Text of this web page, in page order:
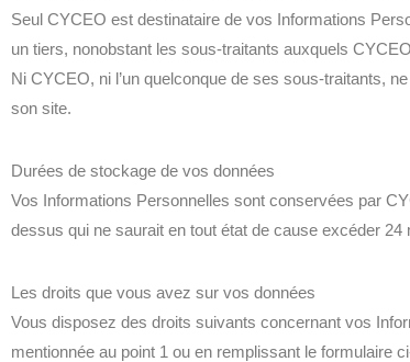
Seul CYCEO est destinataire de vos Informations
un tiers, nonobstant les sous-traitants auxquels
Ni CYCEO, ni l’un quelconque de ses sous-traitants,
son site.
Durées de stockage de vos données
Vos Informations Personnelles sont conservées par
dessus qui ne saurait en tout état de cause excéder 24
Les droits que vous avez sur vos données
Vous disposez des droits suivants concernant vos
mentionnée au point 1 ou en remplissant le formulaire